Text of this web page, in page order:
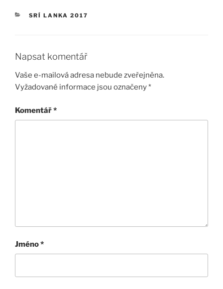
RUBRIKY
SRÍ LANKA 2017
Napsat komentář
Vaše e-mailová adresa nebude zveřejněna.
Vyžadované informace jsou označeny*
Komentář*
Jméno*